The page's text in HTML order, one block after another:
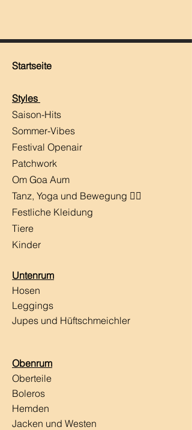
Startseite
Styles
Saison-Hits
​Sommer-Vibes
Festival Openair
Patchwork
Om Goa Aum
Tanz, Yoga und Bewegung 🧘‍♀️
Festliche Kleidung
Tiere
Kinder
Untenrum
Hosen
Leggings
Jupes und Hüftschmeichler
Obenrum
Oberteile
Boleros
Hemden
Jacken und Westen